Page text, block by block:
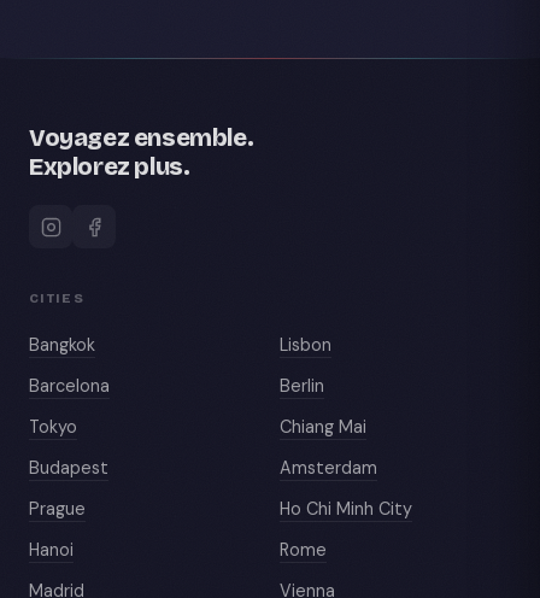
Voyagez ensemble.
Explorez plus.
CITIES
Bangkok
Lisbon
Barcelona
Berlin
Tokyo
Chiang Mai
Budapest
Amsterdam
Prague
Ho Chi Minh City
Hanoi
Rome
Madrid
Vienna